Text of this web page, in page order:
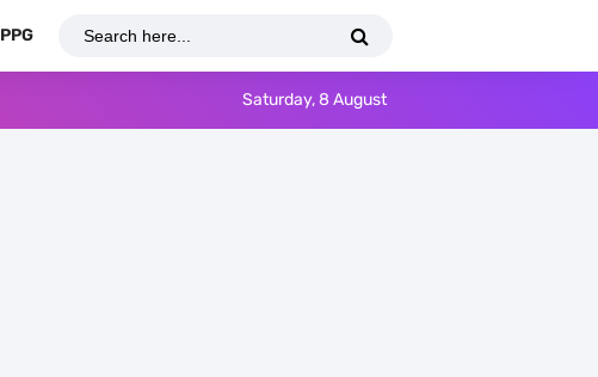
PPG
Saturday, 8 August